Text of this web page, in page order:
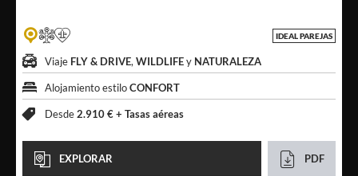
IDEAL PAREJAS
Viaje FLY & DRIVE, WILDLIFEy NATURALEZA
Alojamiento estiloCONFORT
Desde2.910 € + Tasas aéreas
EXPLORAR PDF